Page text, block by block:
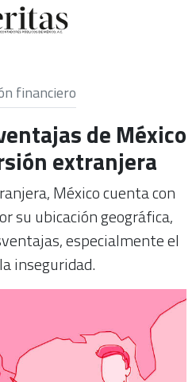
financiero
de México
extranjera
México cuenta con
su ubicación geográfica,
especialmente el
inseguridad.